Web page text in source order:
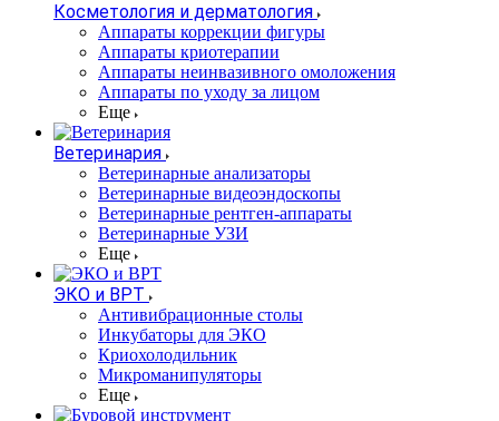
Косметология и дерматология
Аппараты коррекции фигуры
Аппараты криотерапии
Аппараты неинвазивного омоложения
Аппараты по уходу за лицом
Еще
Ветеринария
Ветеринарные анализаторы
Ветеринарные видеоэндоскопы
Ветеринарные рентген-аппараты
Ветеринарные УЗИ
Еще
ЭКО и ВРТ
Антивибрационные столы
Инкубаторы для ЭКО
Криохолодильник
Микроманипуляторы
Еще